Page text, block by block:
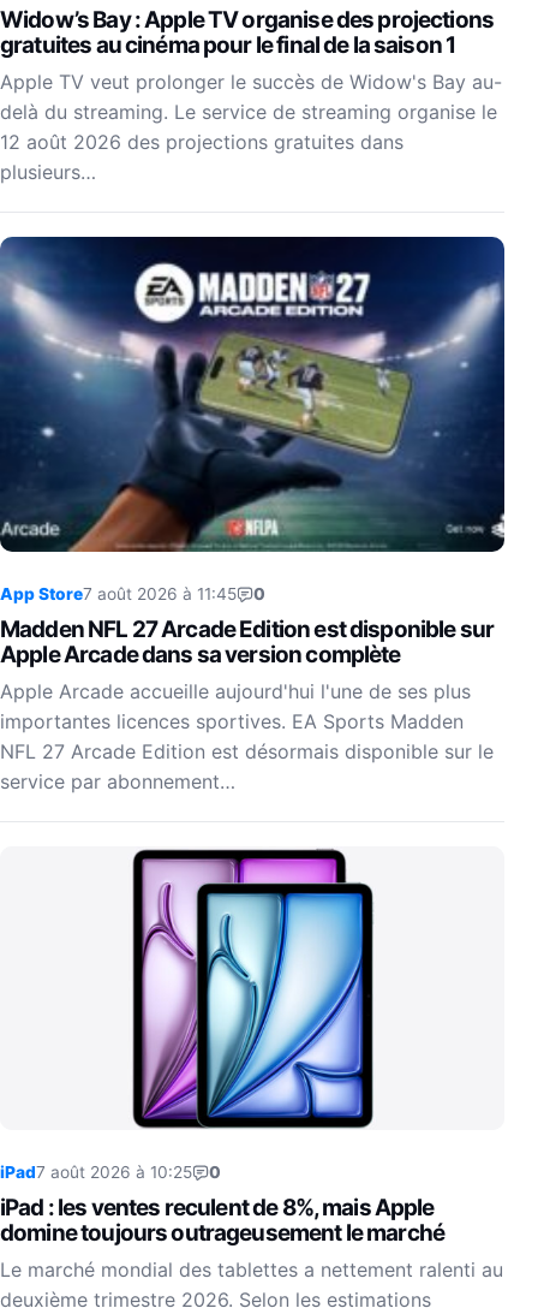
Widow’s Bay : Apple TV organise des projections
gratuites au cinéma pour le final de la saison 1
Apple TV veut prolonger le succès de Widow's Bay au-
delà du streaming. Le service de streaming organise le
12 août 2026 des projections gratuites dans
plusieurs…
App Store7 août 2026 à 11:45 0
Madden NFL 27 Arcade Edition est disponible sur
Apple Arcade dans sa version complète
Apple Arcade accueille aujourd'hui l'une de ses plus
importantes licences sportives. EA Sports Madden
NFL 27 Arcade Edition est désormais disponible sur le
service par abonnement…
iPad7 août 2026 à 10:25 0
iPad : les ventes reculent de 8%, mais Apple
domine toujours outrageusement le marché
Le marché mondial des tablettes a nettement ralenti au
deuxième trimestre 2026. Selon les estimations